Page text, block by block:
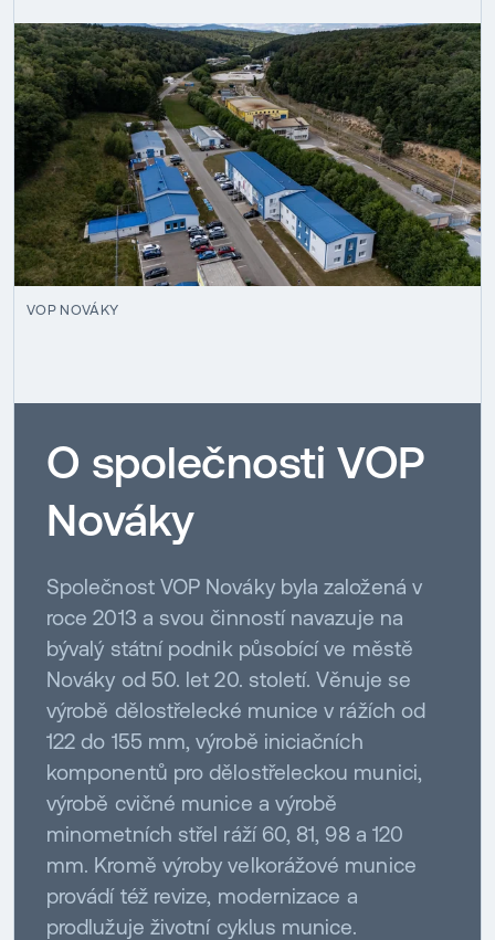
VOP NOVÁKY
O společnosti VOP
Nováky
Společnost VOP Nováky byla založená v
roce 2013 a svou činností navazuje na
bývalý státní podnik působící ve městě
Nováky od 50. let 20. století. Věnuje se
výrobě dělostřelecké munice v rážích od
122 do 155 mm, výrobě iniciačních
komponentů pro dělostřeleckou munici,
výrobě cvičné munice a výrobě
minometních střel ráží 60, 81, 98 a 120
mm. Kromě výroby velkorážové munice
provádí též revize, modernizace a
prodlužuje životní cyklus munice.